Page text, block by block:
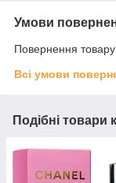
Умови
Повернення
Всі умови
Подібні товари